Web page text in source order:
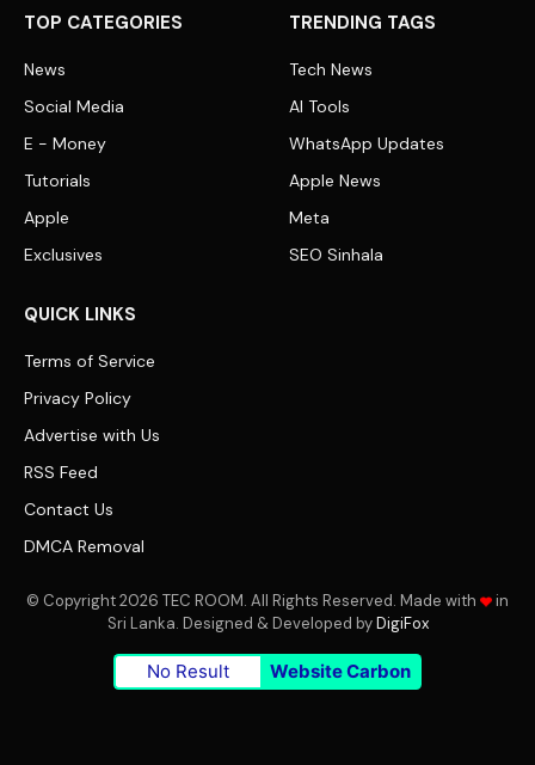
TOP CATEGORIES
News
Social Media
E - Money
Tutorials
Apple
Exclusives
TRENDING TAGS
Tech News
AI Tools
WhatsApp Updates
Apple News
Meta
SEO Sinhala
QUICK LINKS
Terms of Service
Privacy Policy
Advertise with Us
RSS Feed
Contact Us
DMCA Removal
© Copyright 2026 TEC ROOM. All Rights Reserved. Made with
in
Sri Lanka. Designed & Developed byDigiFox
No Result Website Carbon